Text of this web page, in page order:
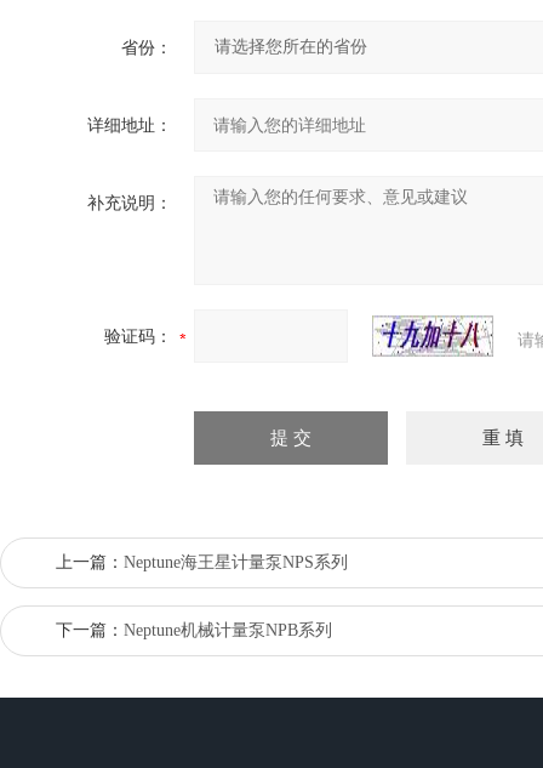
省份：
详细地址：
补充说明：
验证码： 请
上一篇： Neptune海王星计量泵NPS系列
下一篇： Neptune机械计量泵NPB系列